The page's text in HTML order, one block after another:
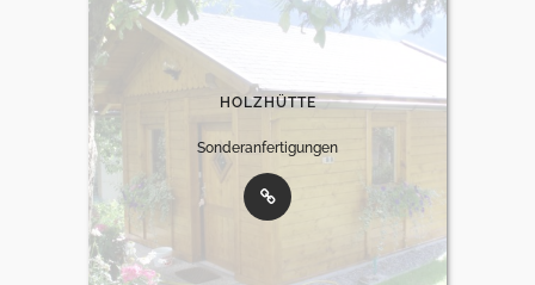
HOLZHÜTTE
Sonderanfertigungen